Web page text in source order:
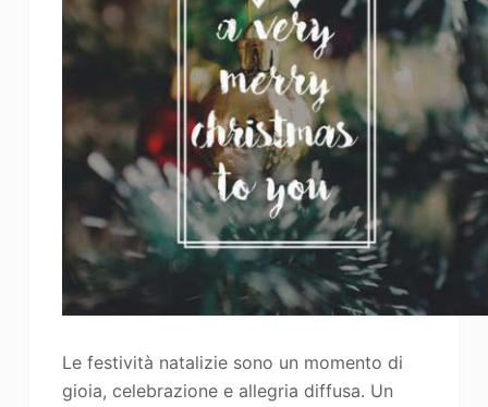
Le festività natalizie sono un momento di
gioia, celebrazione e allegria diffusa. Un